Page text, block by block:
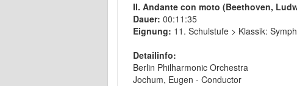
II. Andante con moto (Beethoven,
Dauer: 00:11:35
Eignung: 11. Schulstufe > Klassik:
Detailinfo:
Berlin Philharmonic Orchestra
Jochum, Eugen - Conductor